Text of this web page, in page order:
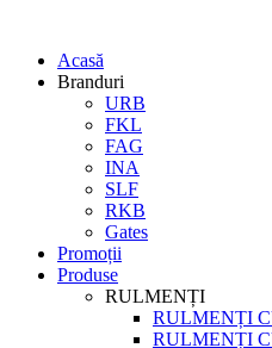
Acasă
Branduri
URB
FKL
FAG
INA
SLF
RKB
Gates
Promoții
Produse
RULMENȚI
RULMENȚI
RULMENȚI